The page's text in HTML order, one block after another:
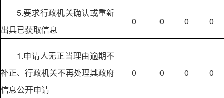
5.要求行政机关确认或重新
出具已获取信息
0 0 0 0
1.申请人无正当理由逾期不
补正、行政机关不再处理其政府
信息公开申请
0 0 0 0